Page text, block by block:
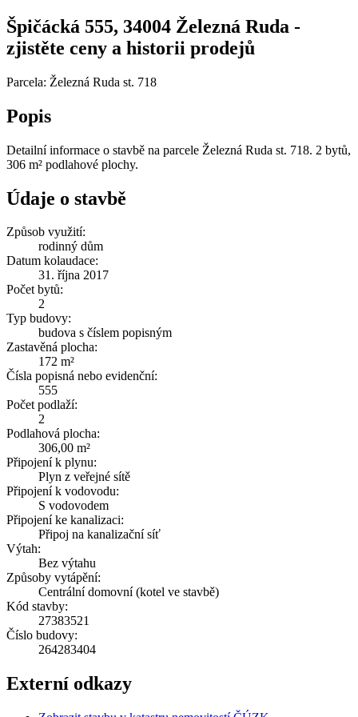
Špičácká 555, 34004 Železná Ruda -
zjistěte ceny a historii prodejů
Parcela: Železná Ruda st. 718
Popis
Detailní informace o stavbě na parcele Železná Ruda st. 718. 2 bytů,
306 m² podlahové plochy.
Údaje o stavbě
Způsob využití:
rodinný dům
Datum kolaudace:
31. října 2017
Počet bytů:
2
Typ budovy:
budova s číslem popisným
Zastavěná plocha:
172 m²
Čísla popisná nebo evidenční:
555
Počet podlaží:
2
Podlahová plocha:
306,00 m²
Připojení k plynu:
Plyn z veřejné sítě
Připojení k vodovodu:
S vodovodem
Připojení ke kanalizaci:
Připoj na kanalizační síť
Výtah:
Bez výtahu
Způsoby vytápění:
Centrální domovní (kotel ve stavbě)
Kód stavby:
27383521
Číslo budovy:
264283404
Externí odkazy